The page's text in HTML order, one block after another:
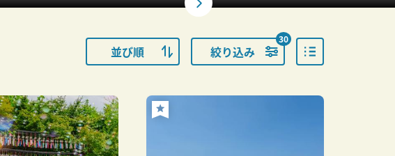
並び順 絞り込み
30